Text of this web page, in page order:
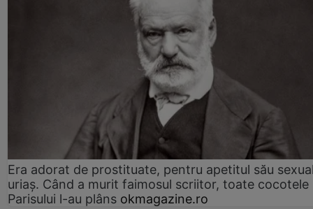
Era adorat de prostituate, pentru apetitul său
uriaș. Când a murit faimosul scriitor, toate cocotele
Parisului l-au plâns okmagazine.ro